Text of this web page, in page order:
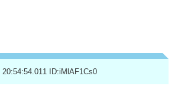
ID:iMlAF1Cs0